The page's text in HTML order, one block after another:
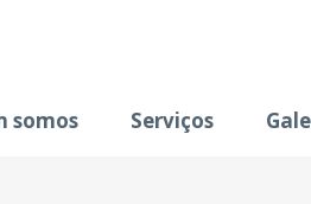
somos Serviços